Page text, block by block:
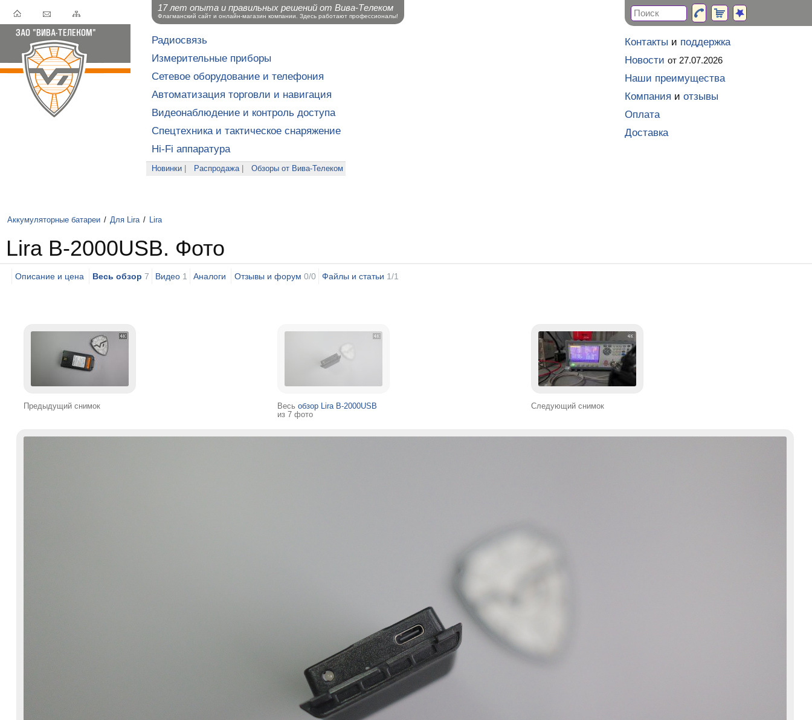
Радиосвязь
Измерительные приборы
Сетевое оборудование и телефония
Автоматизация торговли и навигация
Видеонаблюдение и контроль доступа
Спецтехника и тактическое снаряжение
Hi-Fi аппаратура
Новинки Распродажа| Обзоры от Вива-Телеком
Аккумуляторные батареи / Для Lira / Lira
Lira B-2000USB. Фото
Описание и цена Весь обзор 7 Видео 1 Аналоги Отзывы и форум 0/0 Файлы и статьи 1/1
Предыдущий снимок Весь обзор Lira B-2000USB
из 7 фото
Следующий снимок
Контакты и поддержка
Новости от 27.07.2026
Наши преимущества
Компания и отзывы
Оплата
Доставка
17 лет опыта и правильных решений от Вива-Телеком
Флагманский сайт и онлайн-магазин компании. Здесь работают профессионалы!